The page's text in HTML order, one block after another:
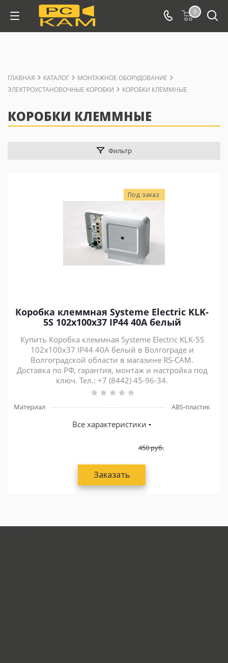
0
ГЛАВНАЯ КАТАЛОГ
МОНТАЖНОЕ ОБОРУДОВАНИЕ
ЭЛЕКТРОУСТАНОВОЧНЫЕ КОРОБКИ
КОРОБКИ КЛЕММНЫЕ
КОРОБКИ КЛЕММНЫЕ
Фильтр
Под заказ
Коробка клеммная Systeme Electric KLK-
5S 102x100x37 IP44 40А белый
Купить Коробка клеммная Systeme Electric KLK-5S
102x100x37 IP44 40А белый в Волгограде и
Волгоградской области в магазине RS-CAM.
Доставка по РФ, гарантия, монтаж и настройка под
ключ. Тел.: +7 (8442) 45-96-34.
Материал ABS-пластик
Все характеристики
450руб.
Заказать